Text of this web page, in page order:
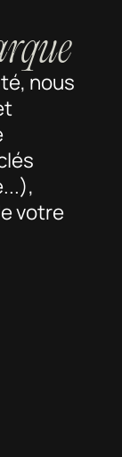
nous
votre